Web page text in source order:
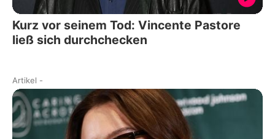
Kurz vor seinem Tod: Vincente Pastore
ließ sich durchchecken
Artikel -